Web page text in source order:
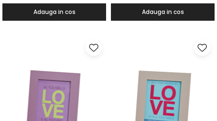
Adauga in cos Adauga in cos